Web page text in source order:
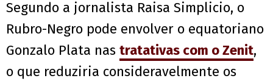
Segundo a jornalista Raisa Simplicio, o
Rubro-Negro pode envolver o equatoriano
Gonzalo Plata nas tratativas com o Zenit,
o que reduziria consideravelmente os